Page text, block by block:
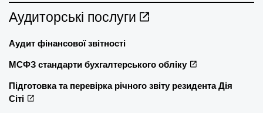
Аудиторські послуги
Аудит фінансової звітності
МСФЗ стандарти бухгалтерського обліку
Підготовка та перевірка річного звіту резидента Дія
Сіті